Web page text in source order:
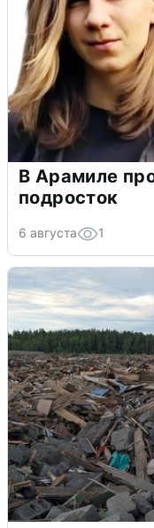
В Арамиле
подросток
6 августа 1